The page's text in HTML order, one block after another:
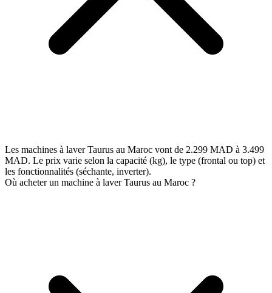
Les machines à laver Taurus au Maroc vont de 2.299 MAD à 3.499
MAD. Le prix varie selon la capacité (kg), le type (frontal ou top) et
les fonctionnalités (séchante, inverter).
Où acheter un machine à laver Taurus au Maroc ?